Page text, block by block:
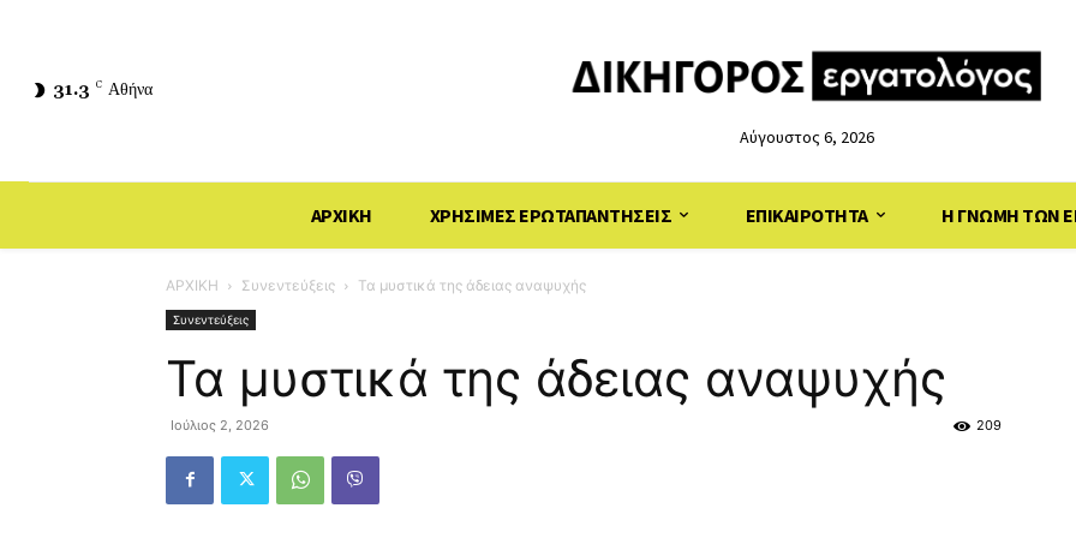
31.3 C Αθήνα
Αύγουστος 6, 2026
ΑΡΧΙΚΗ ΧΡΗΣΙΜΕΣ ΕΡΩΤΑΠΑΝΤΗΣΕΙΣ ΕΠΙΚΑΙΡΟΤΗΤΑ Η ΓΝΩΜΗ ΤΩΝ
ΑΡΧΙΚΗ Συνεντεύξεις Τα μυστικά της άδειας αναψυχής
Συνεντεύξεις
Τα μυστικά της άδειας αναψυχής
Ιούλιος 2, 2026 209